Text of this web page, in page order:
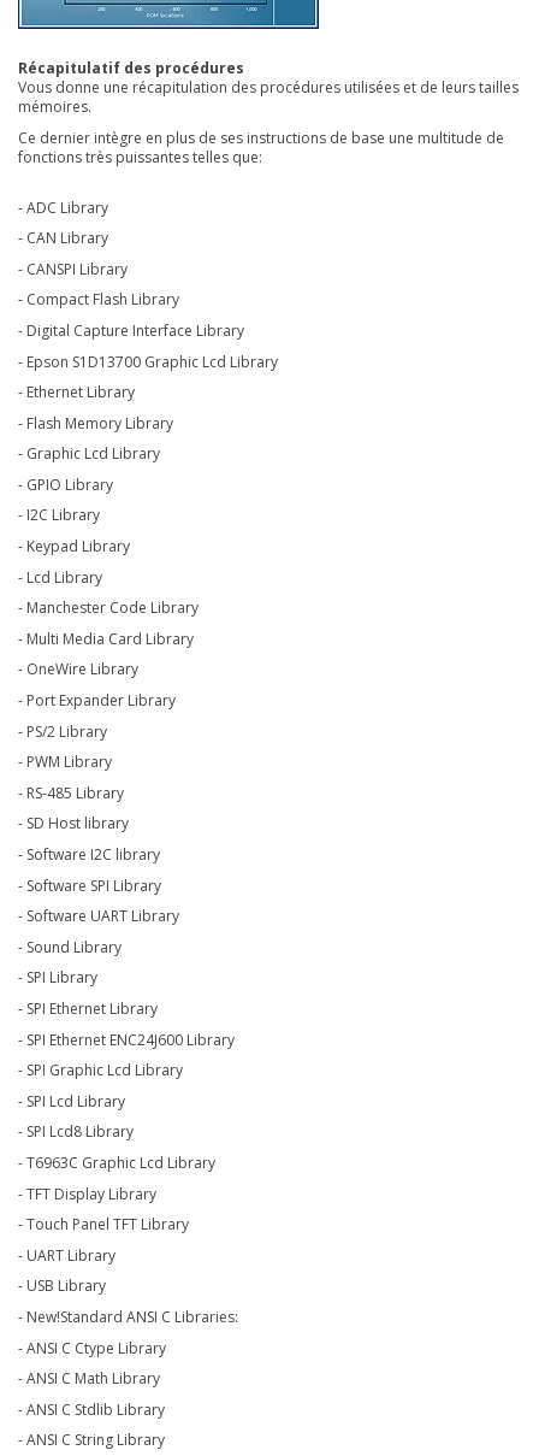
Récapitulatif des procédures
Vous donne une récapitulation des procédures utilisées et de leurs tailles
mémoires.
Ce dernier intègre en plus de ses instructions de base une multitude de
fonctions très puissantes telles que:
- ADC Library
- CAN Library
- CANSPI Library
- Compact Flash Library
- Digital Capture Interface Library
- Epson S1D13700 Graphic Lcd Library
- Ethernet Library
- Flash Memory Library
- Graphic Lcd Library
- GPIO Library
- I2C Library
- Keypad Library
- Lcd Library
- Manchester Code Library
- Multi Media Card Library
- OneWire Library
- Port Expander Library
- PS/2 Library
- PWM Library
- RS-485 Library
- SD Host library
- Software I2C library
- Software SPI Library
- Software UART Library
- Sound Library
- SPI Library
- SPI Ethernet Library
- SPI Ethernet ENC24J600 Library
- SPI Graphic Lcd Library
- SPI Lcd Library
- SPI Lcd8 Library
- T6963C Graphic Lcd Library
- TFT Display Library
- Touch Panel TFT Library
- UART Library
- USB Library
- New!Standard ANSI C Libraries:
- ANSI C Ctype Library
- ANSI C Math Library
- ANSI C Stdlib Library
- ANSI C String Library